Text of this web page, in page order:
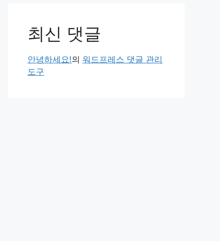
최신 댓글
안녕하세요!의 워드프레스 댓글 관리
도구